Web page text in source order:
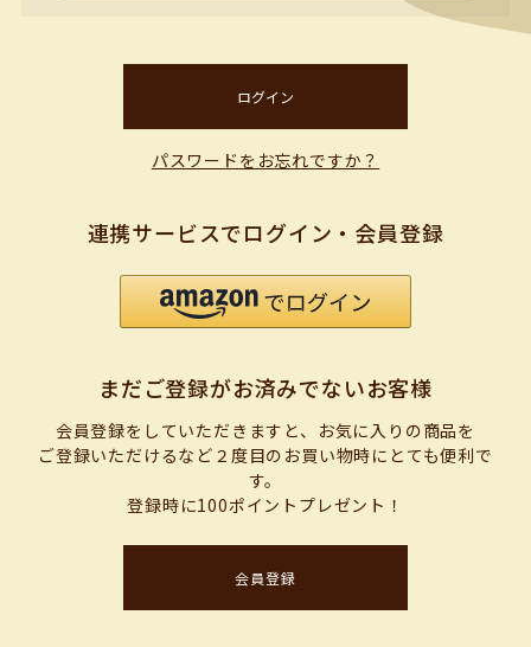
ログイン
パスワードをお忘れですか？
連携サービスでログイン・会員登録
まだご登録がお済みでないお客様
会員登録をしていただきますと、お気に入りの商品を
ご登録いただけるなど２度目のお買い物時にとても便利で
す。
登録時に100ポイントプレゼント！
会員登録